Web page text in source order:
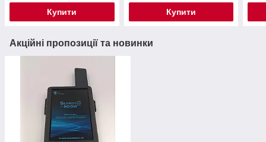
Купити Купити
Акційні пропозиції та новинки